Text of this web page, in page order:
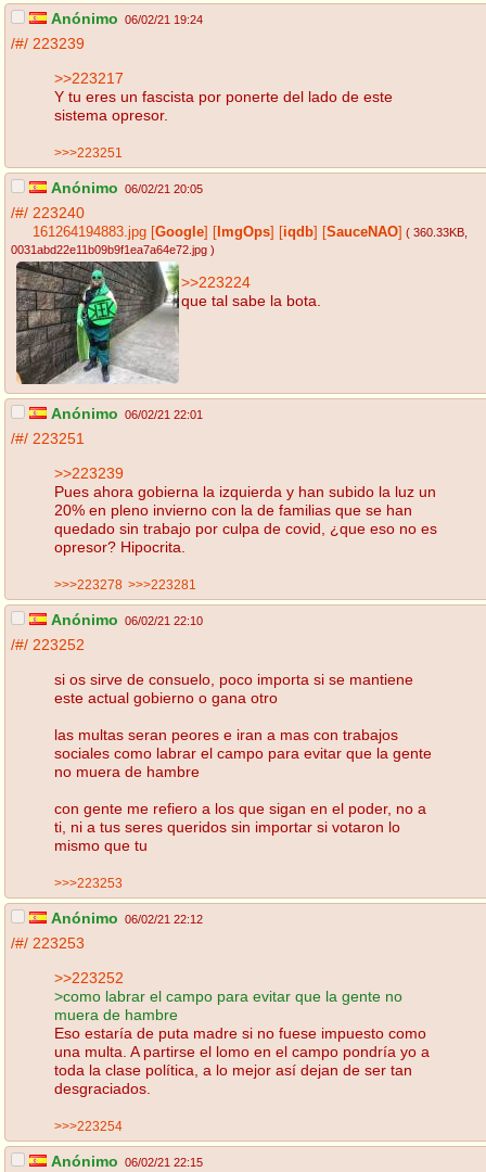
Anónimo 06/02/21 19:24
/#/ 223239
>>223217
Y tu eres un fascista por ponerte del lado de este
sistema opresor.
>>>223251
Anónimo 06/02/21 20:05
/#/ 223240
161264194883.jpg Google ImgOps iqdb SauceNAO ( 360.33KB
0031abd22e11b09b9f1ea7a64e72.jpg )
>>223224
que tal sabe la bota.
Anónimo 06/02/21 22:01
/#/ 223251
>>223239
Pues ahora gobierna la izquierda y han subido la luz un
20% en pleno invierno con la de familias que se han
quedado sin trabajo por culpa de covid, ¿que eso no es
opresor? Hipocrita.
>>>223278 >>>223281
Anónimo 06/02/21 22:10
/#/ 223252
si os sirve de consuelo, poco importa si se mantiene
este actual gobierno o gana otro
las multas seran peores e iran a mas con trabajos
sociales como labrar el campo para evitar que la gente
no muera de hambre
con gente me refiero a los que sigan en el poder, no a
ti, ni a tus seres queridos sin importar si votaron lo
mismo que tu
>>>223253
Anónimo 06/02/21 22:12
/#/ 223253
>>223252
>como labrar el campo para evitar que la gente no
muera de hambre
Eso estaría de puta madre si no fuese impuesto como
una multa. A partirse el lomo en el campo pondría yo a
toda la clase política, a lo mejor así dejan de ser tan
desgraciados.
>>>223254
Anónimo 06/02/21 22:15